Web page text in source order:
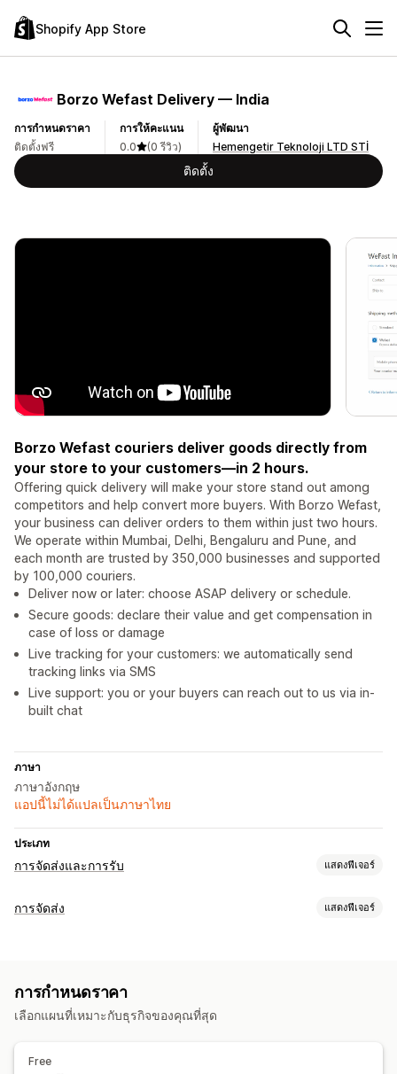
Shopify App Store
Borzo Wefast Delivery — India
การกำหนดราคา
ติดตั้งฟรี
การให้คะแนน
0.0
(0 รีวิว)
ผู้พัฒนา
Hemengetir Teknoloji LTD STİ
ติดตั้ง
Borzo Wefast couriers deliver goods directly from
your store to your customers—in 2 hours.
Offering quick delivery will make your store stand out among
competitors and help convert more buyers. With Borzo Wefast,
your business can deliver orders to them within just two hours.
We operate within Mumbai, Delhi, Bengaluru and Pune, and
each month are trusted by 350,000 businesses and supported
by 100,000 couriers.
Deliver now or later: choose ASAP delivery or schedule.
Secure goods: declare their value and get compensation in
case of loss or damage
Live tracking for your customers: we automatically send
tracking links via SMS
Live support: you or your buyers can reach out to us via in-
built chat
ภาษา
ภาษาอังกฤษ
แอปนี้ไม่ได้แปลเป็นภาษาไทย
ประเภท
การจัดส่งและการรับ แสดงฟีเจอร์
ตัวเลือกการจัดส่ง
ตัวเลือกการรับสินค้า
การติดตามแบบเรียลไทม์
การจัดส่ง แสดงฟีเจอร์
การจัดการการจัดส่ง
การติดตามแบบเรียลไทม์
การกำหนดราคา
เลือกแผนที่เหมาะกับธุรกิจของคุณที่สุด
Free